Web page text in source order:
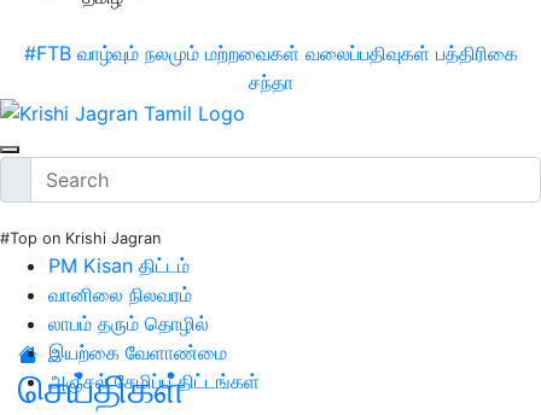
#FTB வாழ்வும் நலமும் மற்றவைகள் வலைப்பதிவுகள் பத்திரிகை
சந்தா
#Top on Krishi Jagran
PM Kisan திட்டம்
வானிலை நிலவரம்
லாபம் தரும் தொழில்
இயற்கை வேளாண்மை
அஞ்சல் சேமிப்பு திட்டங்கள்
செய்திகள்